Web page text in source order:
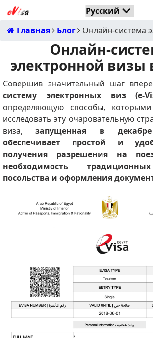
Главная Блог Онлайн-система
Онлайн-
электронной визы
Совершив значительный шаг
систему электронных виз (e-
определяющую способы,
исследовать эту очаровательную
виза,запущенная в
обеспечивает простой и
получения разрешения на
необходимость
посольства и оформления